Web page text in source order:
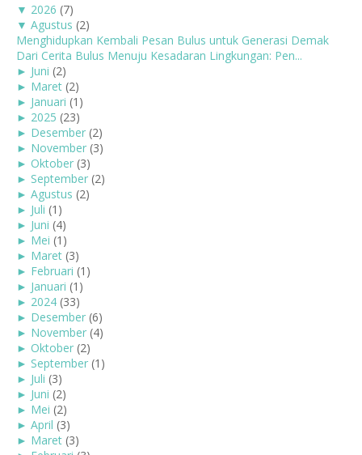
▼ 2026 (7)
▼ Agustus (2)
Menghidupkan Kembali Pesan Bulus untuk Generasi Demak
Dari Cerita Bulus Menuju Kesadaran Lingkungan: Pen...
► Juni (2)
► Maret (2)
► Januari (1)
► 2025 (23)
► Desember (2)
► November (3)
► Oktober (3)
► September (2)
► Agustus (2)
► Juli (1)
► Juni (4)
► Mei (1)
► Maret (3)
► Februari (1)
► Januari (1)
► 2024 (33)
► Desember (6)
► November (4)
► Oktober (2)
► September (1)
► Juli (3)
► Juni (2)
► Mei (2)
► April (3)
► Maret (3)